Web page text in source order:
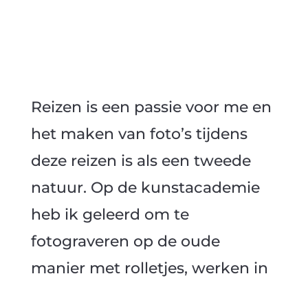
Reizen is een passie voor me en
het maken van foto’s tijdens
deze reizen is als een tweede
natuur. Op de kunstacademie
heb ik geleerd om te
fotograveren op de oude
manier met rolletjes, werken in